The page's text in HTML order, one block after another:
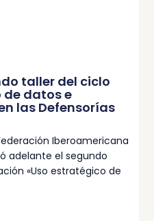
taller del ciclo
de datos e
las Defensorías
Iberoamericana
adelante el segundo
«Uso estratégico de